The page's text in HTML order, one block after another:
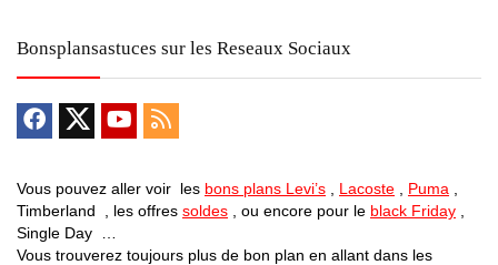
Bonsplansastuces sur les Reseaux Sociaux
Vous pouvez aller voir les bons plans Levi’s Lacoste Puma
Timberland , les offres soldes , ou encore pour le black Friday
Single Day …
Vous trouverez toujours plus de bon plan en allant dans les